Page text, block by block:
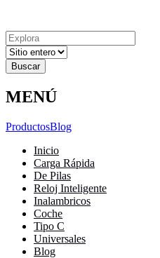
Resultados
para
MENÚ
ProductosBlog
Inicio
Carga Rápida
De Pilas
Reloj Inteligente
Inalambricos
Coche
Tipo C
Universales
Blog